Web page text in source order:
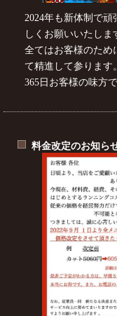
2024年も新体制で
しくお願いいたしま
全てはお客様のため
て精進して参ります。
365日お客様の味方で
料金改定のお知らせ